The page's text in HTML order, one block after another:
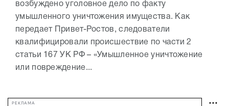
возбуждено уголовное дело по факту
умышленного уничтожения имущества. Как
передает Привет-Ростов, следователи
квалифицировали происшествие по части 2
статьи 167 УК РФ – «Умышленное уничтожение
или повреждение...
РЕКЛАМА